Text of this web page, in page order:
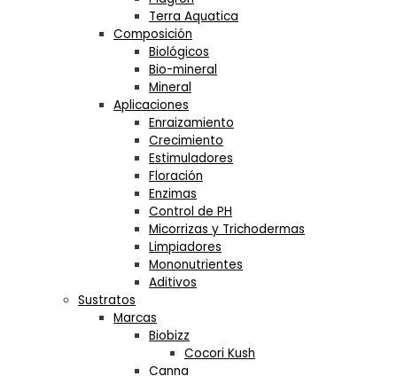
Terra Aquatica
Composición
Biológicos
Bio-mineral
Mineral
Aplicaciones
Enraizamiento
Crecimiento
Estimuladores
Floración
Enzimas
Control de PH
Micorrizas y Trichodermas
Limpiadores
Mononutrientes
Aditivos
Sustratos
Marcas
Biobizz
Cocori Kush
Canna